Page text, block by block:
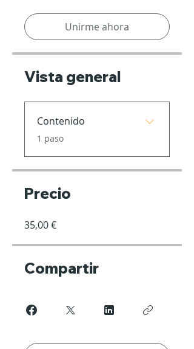
Unirme ahora
Vista general
Contenido
.1 paso
Precio
35,00 €
Compartir